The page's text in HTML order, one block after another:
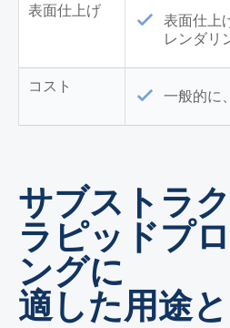
表面仕上げ
表面仕上
レンダリ
コスト
一般的に
サブストラ
ラピッドプ
ングに
適した用途